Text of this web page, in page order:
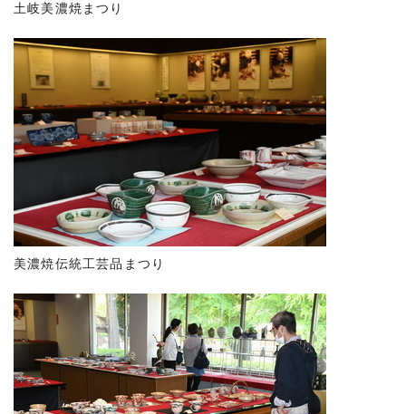
土岐美濃焼まつり
美濃焼伝統工芸品まつり